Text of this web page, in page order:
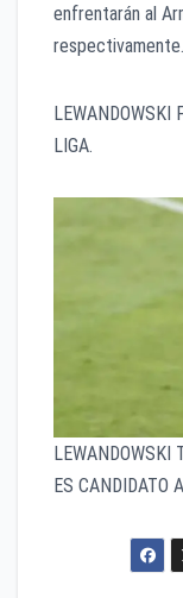
enfrentarán al
respectivamente.
LEWANDOWSKI
LIGA.
LEWANDOWSKI
ES CANDIDATO